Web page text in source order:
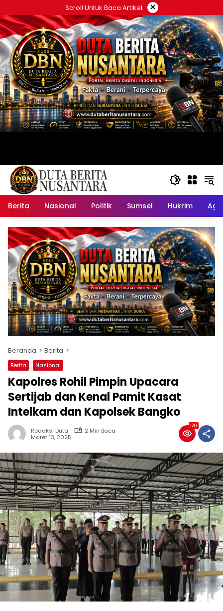
ke
konten
Scroll Untuk Baca Artikel ×
Berita Nasional Politik Sumsel Hukrim
Beranda Berita
Berita Nasional
Kapolres Rohil Pimpin Upacara
Sertijab dan Kenal Pamit Kasat
Intelkam dan Kapolsek Bangko
Redaksi Duta
2 Min Baca
Maret 13, 2025
120